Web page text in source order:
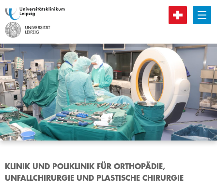
B
KLINIK UND POLIKLINIK FÜR ORTHOPÄDIE,
UNFALLCHIRURGIE UND PLASTISCHE CHIRURGIE